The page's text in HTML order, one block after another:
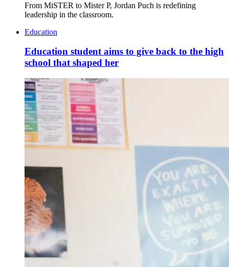
From MiSTER to Mister P, Jordan Puch is redefining
leadership in the classroom.
Education
Education student aims to give back to the high
school that shaped her